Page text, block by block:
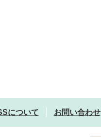
について お問い合わせ